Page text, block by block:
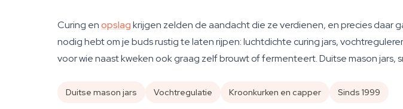
Curing enopslagkrijgen zelden de aandacht die ze verdienen, en precies daar
nodig hebt om je buds rustig te laten rijpen: luchtdichte curing jars,
voor wie naast kweken ook graag zelf brouwt of fermenteert. Duitse mason jars,
Duitse mason jars Vochtregulatie Kroonkurken en capper Sinds 1999